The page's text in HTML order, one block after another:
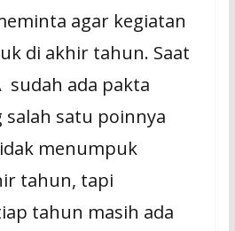
agar kegiatan
di akhir tahun. Saat
sudah ada pakta
satu poinnya
menumpuk
tahun, tapi
tahun masih ada